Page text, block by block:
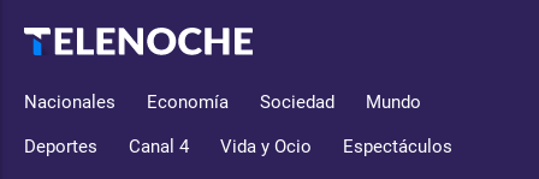
Nacionales Economía Sociedad Mundo
Deportes Canal 4 Vida y Ocio Espectáculos